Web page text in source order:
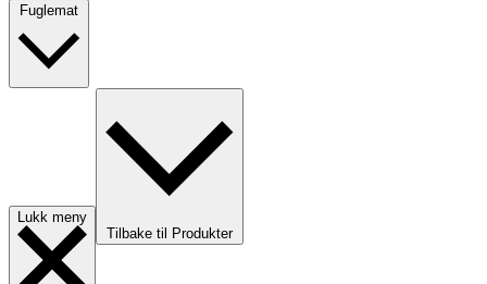
Lukk meny
Tilbake til Produkter